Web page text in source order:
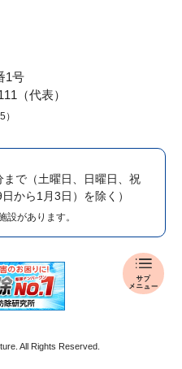
知
事
1号
（代表）
まで （土曜日、日曜日、祝
から1月3日）を除く）
があります。
All Rights Reserved.